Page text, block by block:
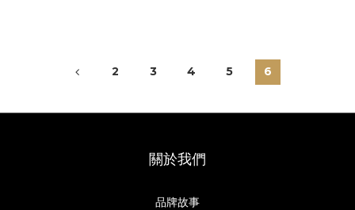
2 3 4 5 6
關於我們
品牌故事